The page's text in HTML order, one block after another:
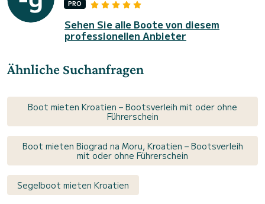
PRO
Sehen Sie alle Boote von diesem
professionellen Anbieter
Ähnliche Suchanfragen
Boot mieten Kroatien – Bootsverleih mit oder ohne
Führerschein
Boot mieten Biograd na Moru, Kroatien – Bootsverleih
mit oder ohne Führerschein
Segelboot mieten Kroatien